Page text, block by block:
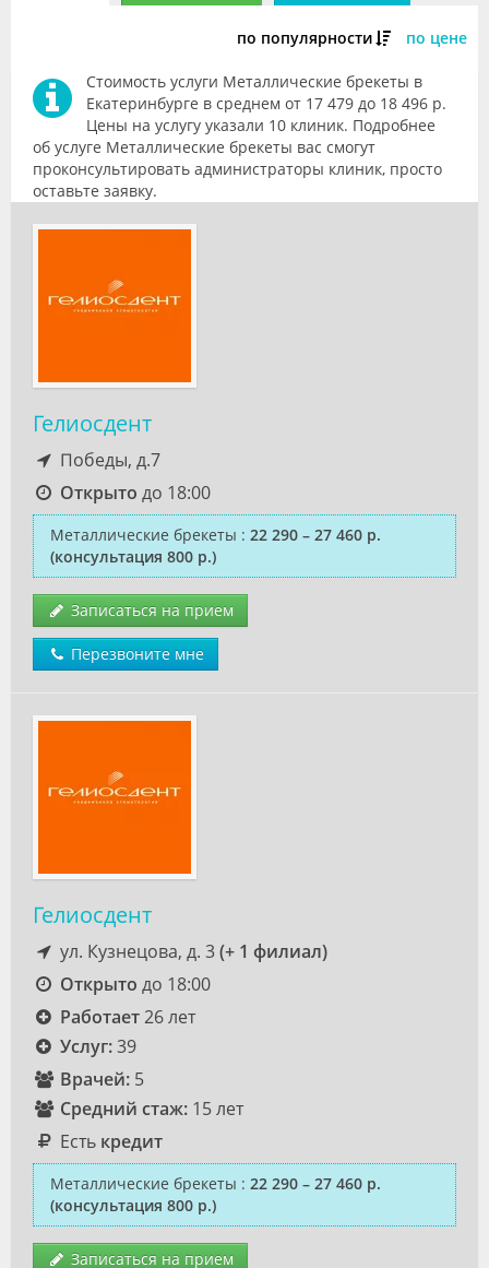
Лаборатории
по популярности по цене
Стоимость услуги Металлические брекеты в
Екатеринбурге в среднем от 17 479 до 18 496 р.
Цены на услугу указали 10 клиник. Подробнее
об услуге Металлические брекеты вас смогут
проконсультировать администраторы клиник, просто
оставьте заявку.
Гелиосдент
Победы, д.7
Открыто до 18:00
Металлические брекеты : 22 290 – 27 460 р.
(консультация 800 р.)
Записаться на прием
Перезвоните мне
Гелиосдент
ул. Кузнецова, д. 3(+ 1 филиал)
Открыто до 18:00
Работает26 лет
Услуг:39
Врачей:5
Средний стаж:15 лет
Есть кредит
Металлические брекеты : 22 290 – 27 460 р.
(консультация 800 р.)
Записаться на прием